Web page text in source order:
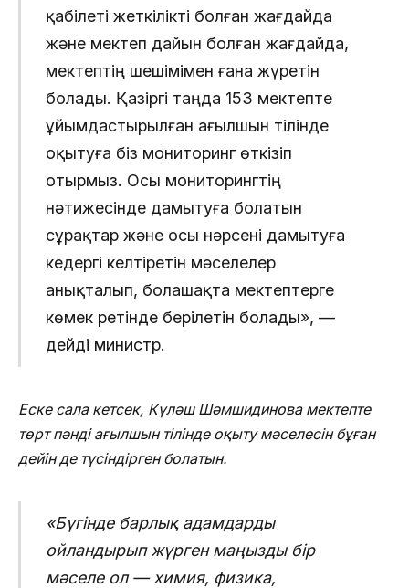
қабілеті жеткілікті болған жағдайда
және мектеп дайын болған жағдайда,
мектептің шешімімен ғана жүретін
болады. Қазіргі таңда 153 мектепте
ұйымдастырылған ағылшын тілінде
оқытуға біз мониторинг өткізіп
отырмыз. Осы мониторингтің
нәтижесінде дамытуға болатын
сұрақтар және осы нәрсені дамытуға
кедергі келтіретін мәселелер
анықталып, болашақта мектептерге
көмек ретінде берілетін болады», —
дейді министр.
Еске сала кетсек, Күләш Шәмшидинова мектепте
төрт пәнді ағылшын тілінде оқыту мәселесін бұған
дейін де түсіндірген болатын.
«Бүгінде барлық адамдарды
ойландырып жүрген маңызды бір
мәселе ол — xимия, физика,